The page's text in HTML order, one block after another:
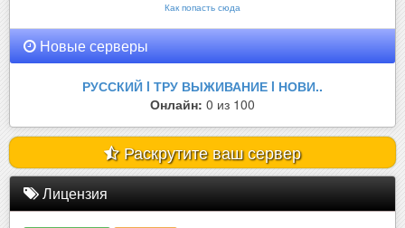
Как попасть сюда
Новые серверы
РУССКИЙ l ТРУ ВЫЖИВАНИЕ l НОВИ..
Онлайн: 0 из 100
Раскрутите ваш сервер
Лицензия